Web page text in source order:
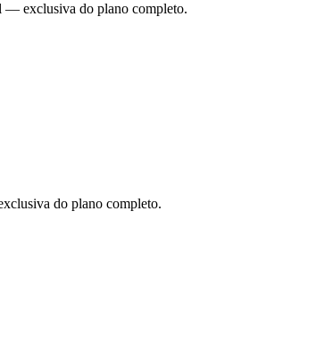
— exclusiva do plano completo.
do plano completo.